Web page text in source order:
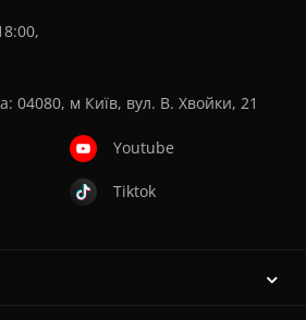
04080, м Київ, вул. В. Хвойки, 21
Youtube
Tiktok